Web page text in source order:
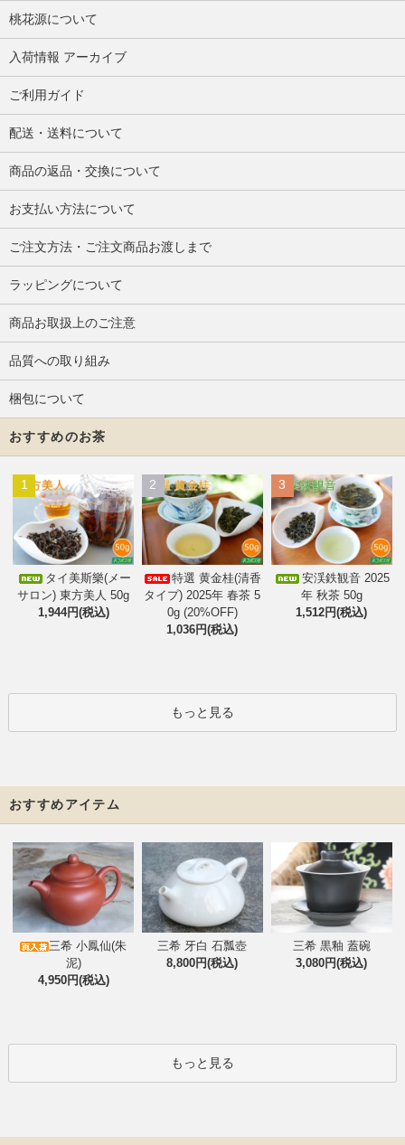
桃花源について
入荷情報 アーカイブ
ご利用ガイド
配送・送料について
商品の返品・交換について
お支払い方法について
ご注文方法・ご注文商品お渡しまで
ラッピングについて
商品お取扱上のご注意
品質への取り組み
梱包について
おすすめのお茶
1
タイ美斯樂(メー
サロン) 東方美人 50g
1,944円(税込)
2
特選 黄金桂(清香
タイプ) 2025年 春茶 5
0g (20%OFF)
1,036円(税込)
3
安渓鉄観音 2025
年 秋茶 50g
1,512円(税込)
もっと見る
おすすめアイテム
三希 小鳳仙(朱
泥)
4,950円(税込)
三希 牙白 石瓢壺
8,800円(税込)
三希 黒釉 蓋碗
3,080円(税込)
もっと見る